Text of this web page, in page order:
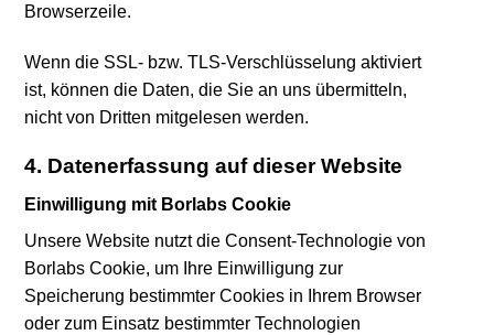
Browserzeile.
Wenn die SSL- bzw. TLS-Verschlüsselung aktiviert
ist, können die Daten, die Sie an uns übermitteln,
nicht von Dritten mitgelesen werden.
4. Datenerfassung auf dieser Website
Einwilligung mit Borlabs Cookie
Unsere Website nutzt die Consent-Technologie von
Borlabs Cookie, um Ihre Einwilligung zur
Speicherung bestimmter Cookies in Ihrem Browser
oder zum Einsatz bestimmter Technologien